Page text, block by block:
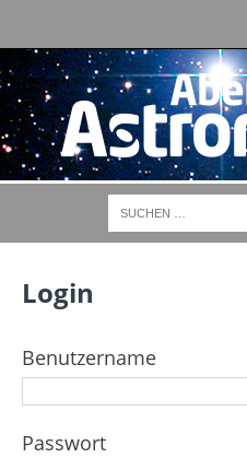
Login
Benutzername
Passwort